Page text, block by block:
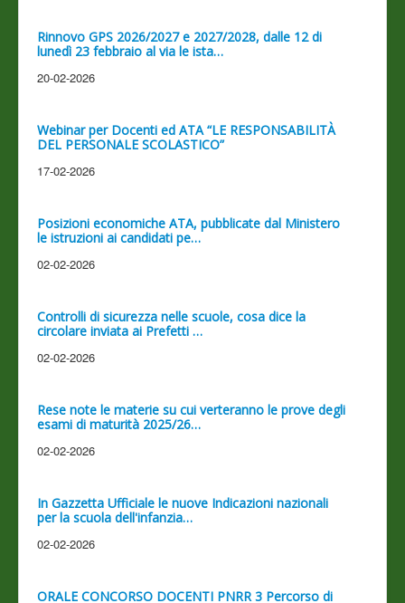
Rinnovo GPS 2026/2027 e 2027/2028, dalle 12 di
lunedì 23 febbraio al via le ista…
20-02-2026
Webinar per Docenti ed ATA “LE RESPONSABILITÀ
DEL PERSONALE SCOLASTICO”
17-02-2026
Posizioni economiche ATA, pubblicate dal Ministero
le istruzioni ai candidati pe…
02-02-2026
Controlli di sicurezza nelle scuole, cosa dice la
circolare inviata ai Prefetti …
02-02-2026
Rese note le materie su cui verteranno le prove degli
esami di maturità 2025/26…
02-02-2026
In Gazzetta Ufficiale le nuove Indicazioni nazionali
per la scuola dell'infanzia…
02-02-2026
ORALE CONCORSO DOCENTI PNRR 3 Percorso di